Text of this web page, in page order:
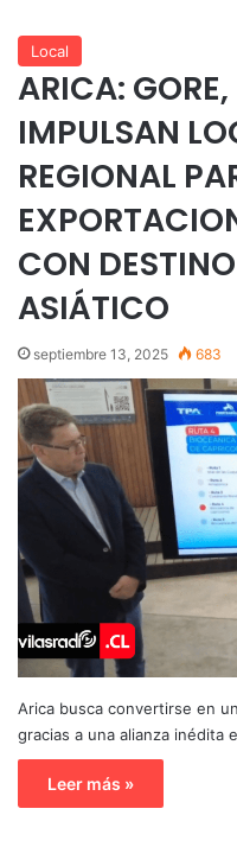
Local
ARICA:
IMPULSAN
REGIONAL
CON
ASIÁTICO
septiembre 13, 2025 683
Arica busca convertirse en
gracias a una alianza inédita
Leer más »